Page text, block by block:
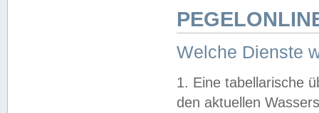
Welche Dienste
1. Eine tabellarische
den aktuellen